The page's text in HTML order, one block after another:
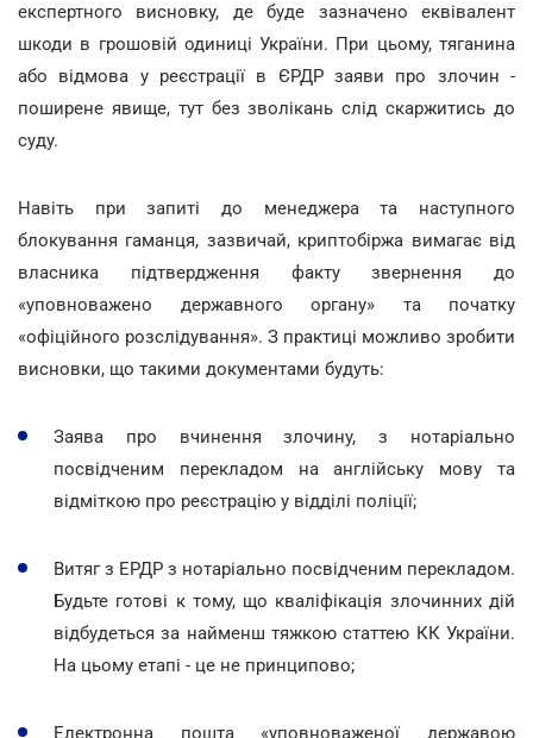
експертного висновку, де буде зазначено еквівалент
шкоди в грошовій одиниці України. При цьому, тяганина
або відмова у реєстрації в ЄРДР заяви про злочин -
поширене явище, тут без зволікань слід скаржитись до
суду.
Навіть при запиті до менеджера та наступного
блокування гаманця, зазвичай, криптобіржа вимагає від
власника підтвердження факту звернення до
«уповноважено державного органу» та початку
«офіційного розслідування». З практиці можливо зробити
висновки, що такими документами будуть:
Заява про вчинення злочину, з нотаріально
посвідченим перекладом на англійську мову та
відміткою про реєстрацію у відділі поліції;
Витяг з ЕРДР з нотаріально посвідченим перекладом.
Будьте готові к тому, що кваліфікація злочинних дій
відбудеться за найменш тяжкою статтею КК України.
На цьому етапі - це не принципово;
Електронна пошта «уповноваженої державою